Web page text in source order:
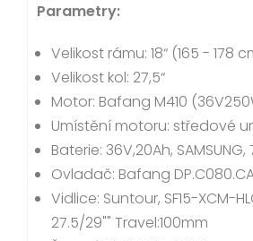
Parametry:
Velikost rámu: 18“ (165 - 178
Velikost kol: 27,5“
Motor: Bafang M410
Umístění motoru: středové
Baterie: 36V,20Ah, SAMSUNG,
Ovladač: Bafang
Vidlice: Suntour, SF15-XCM-
27.5/29"" Travel:100mm